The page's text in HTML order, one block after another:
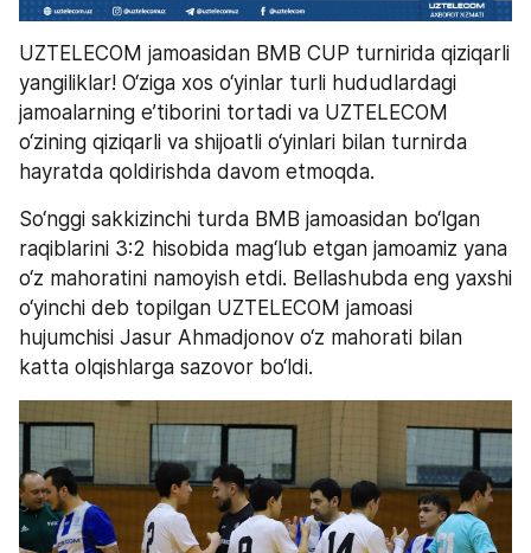
UZTELECOM jamoasidan BMB CUP turnirida qiziqarli
yangiliklar! O‘ziga xos o‘yinlar turli hududlardagi
jamoalarning e’tiborini tortadi va UZTELECOM
o‘zining qiziqarli va shijoatli o‘yinlari bilan turnirda
hayratda qoldirishda davom etmoqda.
So‘nggi sakkizinchi turda BMB jamoasidan bo‘lgan
raqiblarini 3:2 hisobida mag‘lub etgan jamoamiz yana
o‘z mahoratini namoyish etdi. Bellashubda eng yaxshi
o‘yinchi deb topilgan UZTELECOM jamoasi
hujumchisi Jasur Ahmadjonov o‘z mahorati bilan
katta olqishlarga sazovor bo‘ldi.